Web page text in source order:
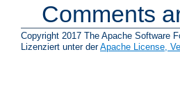
Comments
Copyright 2017 The Apache Software
Lizenziert unter derApache License,